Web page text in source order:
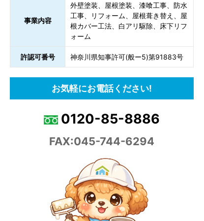
事業内容
外壁塗装、屋根塗装、漆喰工事、防水
工事、リフォーム、屋根葺き替え、屋
根カバー工法、白アリ駆除、床下リフ
ォーム
許認可番号 神奈川県知事許可(般ー5)第91883号
お気軽にお電話ください!
0120-85-8886
FAX:045-744-6294